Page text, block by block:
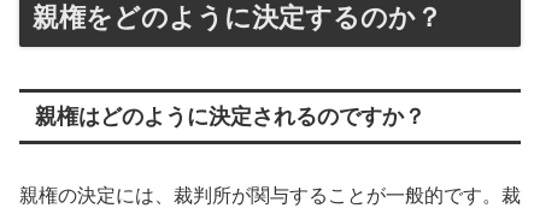
親権をどのように決定するのか？
親権はどのように決定されるのですか？
親権の決定には、裁判所が関与することが一般的です。裁